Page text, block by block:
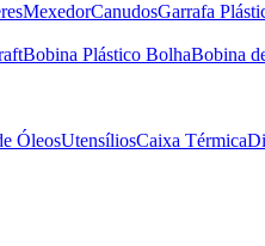
MexedorCanudosGarrafa
Bobina Plástico BolhaBobina
ÓleosUtensíliosCaixa Térmica